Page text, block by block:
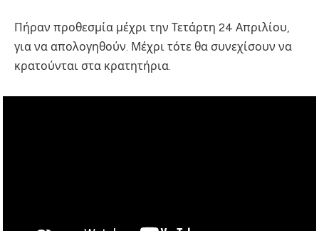
Πήραν προθεσμία μέχρι την Τετάρτη 24 Απριλίου,
για να απολογηθούν. Μέχρι τότε θα συνεχίσουν να
κρατούνται στα κρατητήρια.